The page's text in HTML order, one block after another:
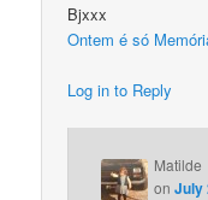
Bjxxx
Ontem é só
Log in to Reply
Matilde
onJuly